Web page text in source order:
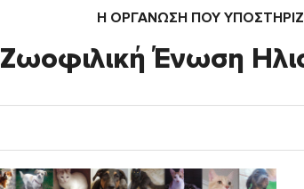
Η ΟΡΓΆΝΩΣΗ ΠΟΥ
Ζωοφιλική Ένωση